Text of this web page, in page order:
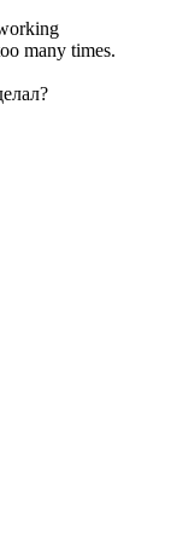
many times.